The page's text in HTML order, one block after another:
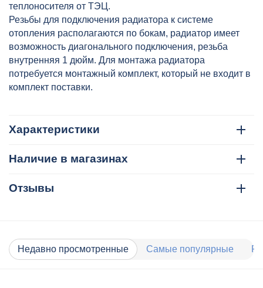
теплоносителя от ТЭЦ.
Резьбы для подключения радиатора к системе
отопления располагаются по бокам, радиатор имеет
возможность диагонального подключения, резьба
внутренняя 1 дюйм. Для монтажа радиатора
потребуется монтажный комплект, который не входит в
комплект поставки.
Характеристики
Наличие в магазинах
Отзывы
Недавно просмотренные Самые популярные